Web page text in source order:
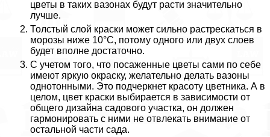
цветы в таких вазонах будут расти значительно
лучше.
Толстый слой краски может сильно растрескаться в
морозы ниже 10°С, потому одного или двух слоев
будет вполне достаточно.
С учетом того, что посаженные цветы сами по себе
имеют яркую окраску, желательно делать вазоны
однотонными. Это подчеркнет красоту цветника. А в
целом, цвет краски выбирается в зависимости от
общего дизайна садового участка, он должен
гармонировать с ними не отвлекать внимание от
остальной части сада.